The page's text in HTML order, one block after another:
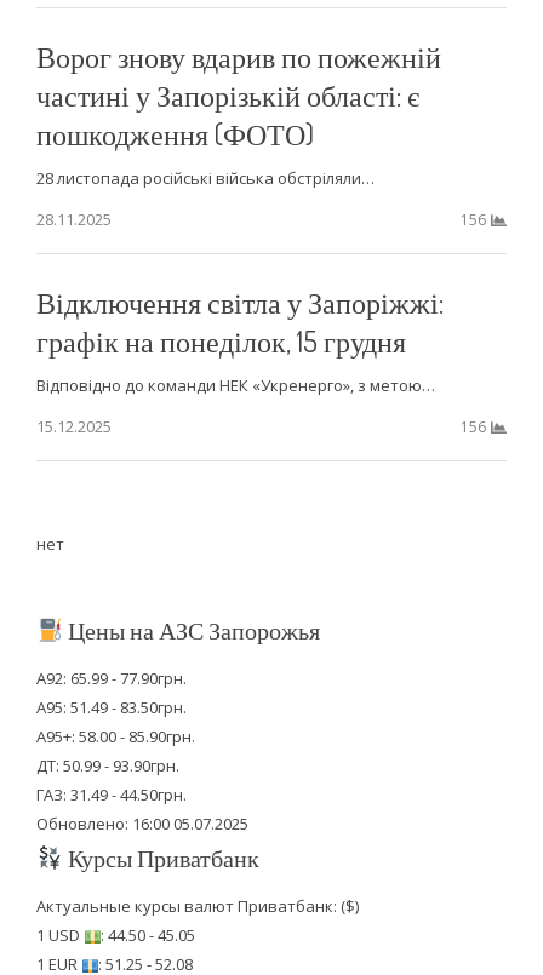
Ворог знову вдарив по пожежній
частині у Запорізькій області: є
пошкодження (ФОТО)
28 листопада російські війська обстріляли…
28.11.2025
156
Відключення світла у Запоріжжі:
графік на понеділок, 15 грудня
Відповідно до команди НЕК «Укренерго», з метою…
15.12.2025
156
нет
Цены на АЗС Запорожья
А92: 65.99 - 77.90грн.
А95: 51.49 - 83.50грн.
А95+: 58.00 - 85.90грн.
ДТ: 50.99 - 93.90грн.
ГАЗ: 31.49 - 44.50грн.
Обновлено: 16:00 05.07.2025
Курсы Приватбанк
Актуальные курсы валют Приватбанк: ($)
1 USD
: 44.50 - 45.05
1 EUR
: 51.25 - 52.08